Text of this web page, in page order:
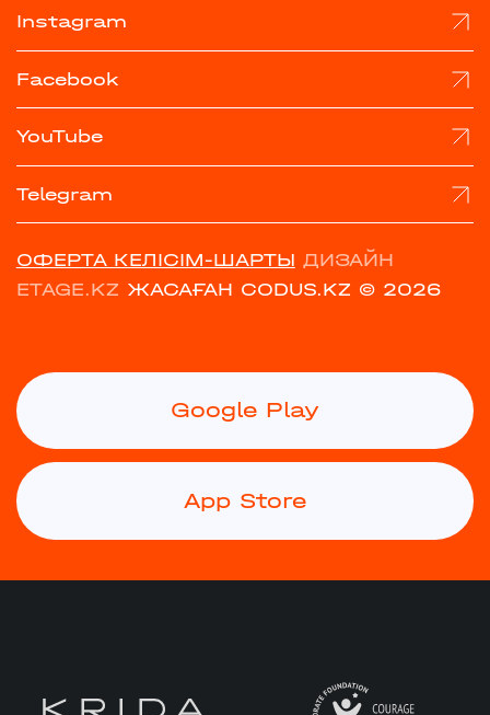
Instagram
Facebook
YouTube
Telegram
ОФЕРТА КЕЛІСІМ-ШАРТЫ ДИЗАЙН
ETAGE.KZ ЖАСАҒАН CODUS.KZ © 2026
Google Play
App Store